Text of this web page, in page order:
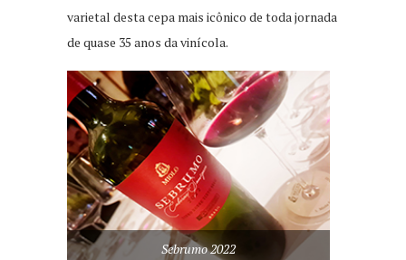
varietal desta cepa mais icônico de toda jornada
de quase 35 anos da vinícola.
Sebrumo 2022